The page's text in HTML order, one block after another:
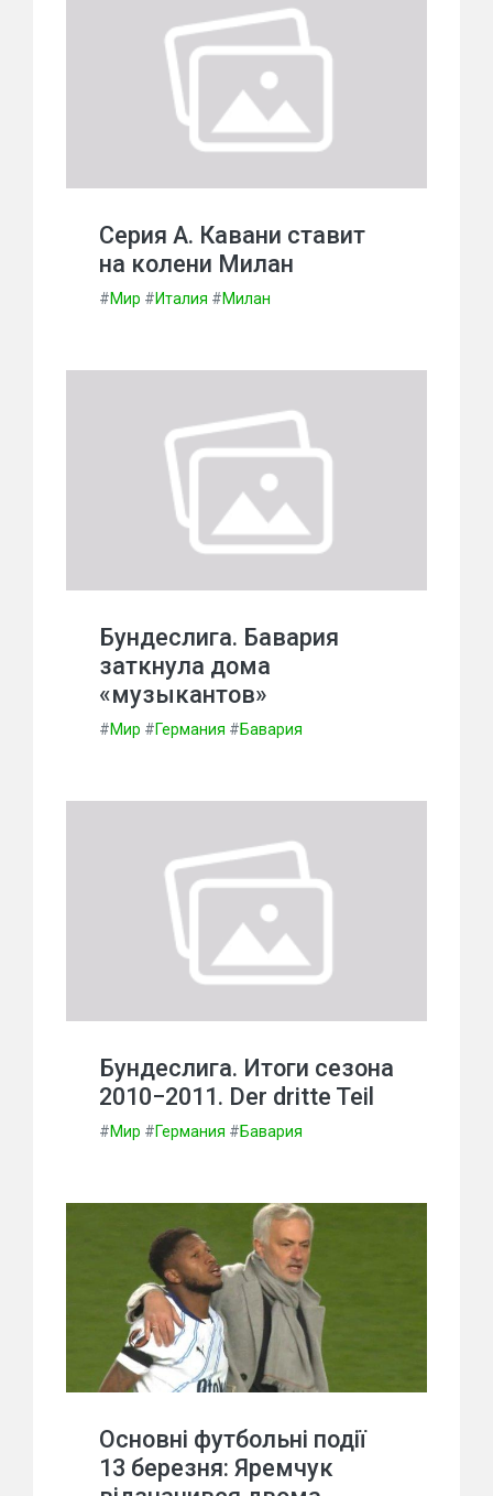
Серия А. Кавани ставит
на колени Милан
#Мир #Италия #Милан
Бундеслига. Бавария
заткнула дома
«музыкантов»
#Мир #Германия #Бавария
Бундеслига. Итоги сезона
2010−2011. Der dritte Teil
#Мир #Германия #Бавария
Основні футбольні події
13 березня: Яремчук